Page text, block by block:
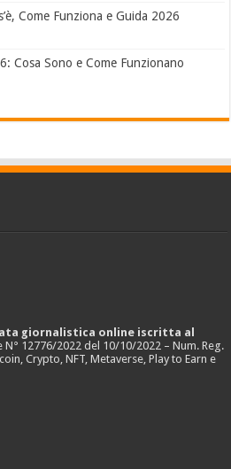
Come Funziona e Guida 2026
Cosa Sono e Come Funzionano
giornalistica online iscritta al
N° 12776/2022 del 10/10/2022 – Num. Reg.
Crypto, NFT, Metaverse, Play to Earn e